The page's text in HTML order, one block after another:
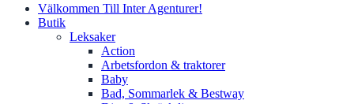
Välkommen Till Inter Agenturer!
Butik
Leksaker
Action
Arbetsfordon & traktorer
Baby
Bad, Sommarlek & Bestway